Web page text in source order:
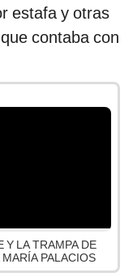
estafa y otras
contaba con
Y LA TRAMPA DE
PALACIOS